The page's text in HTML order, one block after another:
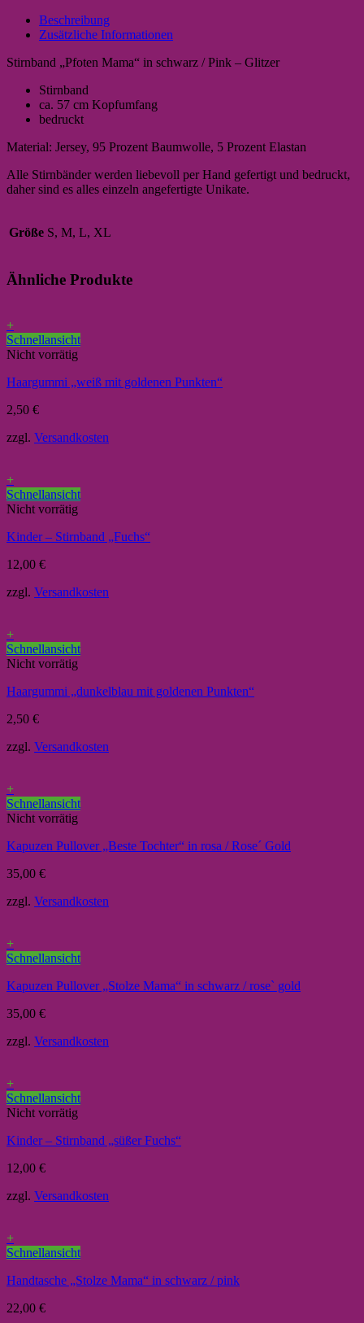
Beschreibung
Zusätzliche Informationen
Stirnband „Pfoten Mama“ in schwarz / Pink – Glitzer
Stirnband
ca. 57 cm Kopfumfang
bedruckt
Material: Jersey, 95 Prozent Baumwolle, 5 Prozent Elastan
Alle Stirnbänder werden liebevoll per Hand gefertigt und bedruckt,
daher sind es alles einzeln angefertigte Unikate.
Größe S, M, L, XL
Ähnliche Produkte
+
Schnellansicht
Nicht vorrätig
Haargummi „weiß mit goldenen Punkten“
2,50 €
zzgl. Versandkosten
+
Schnellansicht
Nicht vorrätig
Kinder – Stirnband „Fuchs“
12,00 €
zzgl. Versandkosten
+
Schnellansicht
Nicht vorrätig
Haargummi „dunkelblau mit goldenen Punkten“
2,50 €
zzgl. Versandkosten
+
Schnellansicht
Nicht vorrätig
Kapuzen Pullover „Beste Tochter“ in rosa / Rose´ Gold
35,00 €
zzgl. Versandkosten
+
Schnellansicht
Kapuzen Pullover „Stolze Mama“ in schwarz / rose` gold
35,00 €
zzgl. Versandkosten
+
Schnellansicht
Nicht vorrätig
Kinder – Stirnband „süßer Fuchs“
12,00 €
zzgl. Versandkosten
+
Schnellansicht
Handtasche „Stolze Mama“ in schwarz / pink
22,00 €